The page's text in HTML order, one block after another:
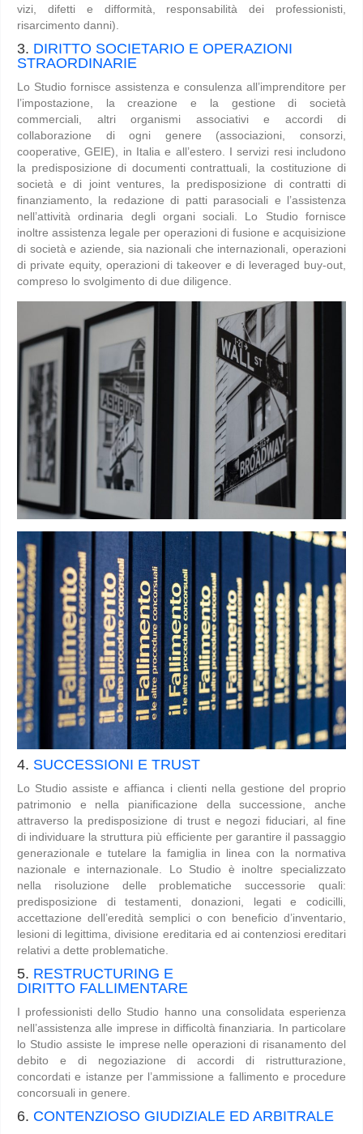
vizi, difetti e difformità, responsabilità dei professionisti,
risarcimento danni).
3. DIRITTO SOCIETARIO E OPERAZIONI
STRAORDINARIE
Lo Studio fornisce assistenza e consulenza all’imprenditore per
l’impostazione, la creazione e la gestione di società
commerciali, altri organismi associativi e accordi di
collaborazione di ogni genere (associazioni, consorzi,
cooperative, GEIE), in Italia e all’estero. I servizi resi includono
la predisposizione di documenti contrattuali, la costituzione di
società e di joint ventures, la predisposizione di contratti di
finanziamento, la redazione di patti parasociali e l’assistenza
nell’attività ordinaria degli organi sociali. Lo Studio fornisce
inoltre assistenza legale per operazioni di fusione e acquisizione
di società e aziende, sia nazionali che internazionali, operazioni
di private equity, operazioni di takeover e di leveraged buy-out,
compreso lo svolgimento di due diligence.
4. SUCCESSIONI E TRUST
Lo Studio assiste e affianca i clienti nella gestione del proprio
patrimonio e nella pianificazione della successione, anche
attraverso la predisposizione di trust e negozi fiduciari, al fine
di individuare la struttura più efficiente per garantire il passaggio
generazionale e tutelare la famiglia in linea con la normativa
nazionale e internazionale. Lo Studio è inoltre specializzato
nella risoluzione delle problematiche successorie quali:
predisposizione di testamenti, donazioni, legati e codicilli,
accettazione dell’eredità semplici o con beneficio d’inventario,
lesioni di legittima, divisione ereditaria ed ai contenziosi ereditari
relativi a dette problematiche.
5. RESTRUCTURING E
DIRITTO FALLIMENTARE
I professionisti dello Studio hanno una consolidata esperienza
nell’assistenza alle imprese in difficoltà finanziaria. In particolare
lo Studio assiste le imprese nelle operazioni di risanamento del
debito e di negoziazione di accordi di ristrutturazione,
concordati e istanze per l’ammissione a fallimento e procedure
concorsuali in genere.
6. CONTENZIOSO GIUDIZIALE ED ARBITRALE